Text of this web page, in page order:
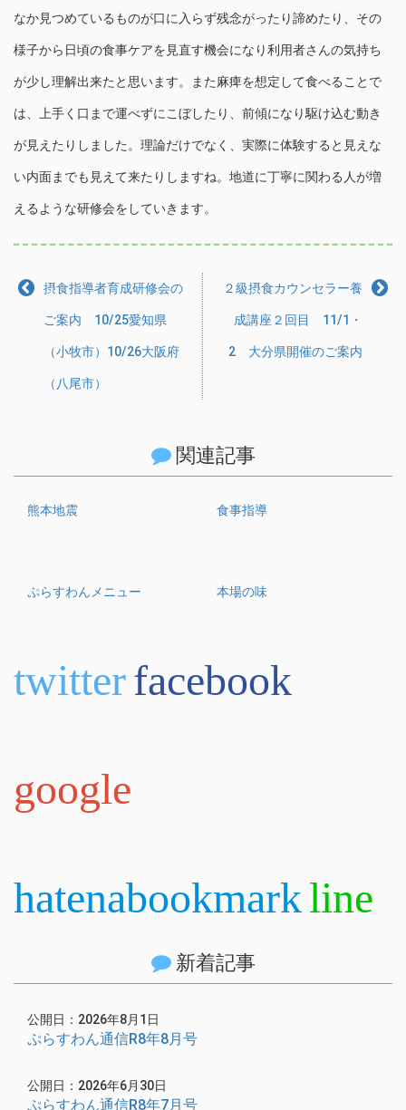
なか見つめているものが口に入らず残念がったり諦めたり、その
様子から日頃の食事ケアを見直す機会になり利用者さんの気持ち
が少し理解出来たと思います。また麻痺を想定して食べることで
は、上手く口まで運べずにこぼしたり、前傾になり駆け込む動き
が見えたりしました。理論だけでなく、実際に体験すると見えな
い内面までも見えて来たりしますね。地道に丁寧に関わる人が増
えるような研修会をしていきます。
摂食指導者育成研修会の
ご案内 10/25愛知県
（小牧市）10/26大阪府
（八尾市）
２級摂食カウンセラー養
成講座２回目 11/1・
2 大分県開催のご案内
関連記事
熊本地震 食事指導
ぷらすわんメニュー 本場の味
twitterfacebook
google
hatenabookmarkline
新着記事
公開日：2026年8月1日
ぷらすわん通信R8年8月号
公開日：2026年6月30日
ぷらすわん通信R8年7月号